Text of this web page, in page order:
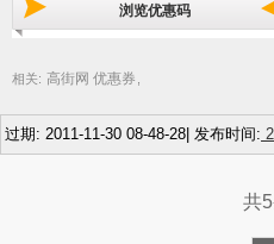
浏览优惠码
相关: 高街网 优惠券
过期: 2011-11-30 08-48-28| 发布时间:
共